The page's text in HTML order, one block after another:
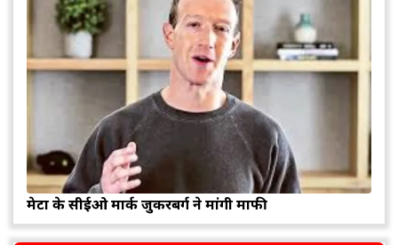
मेटा के सीईओ मार्क जुकरबर्ग ने मांगी माफी